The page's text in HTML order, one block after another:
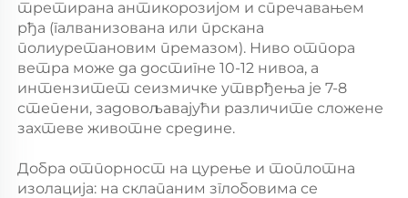
третирана антикорозијом и спречавањем
рђа (галванизована или прскана
полиуретановим премазом). Ниво отпора
ветра може да достигне 10-12 нивоа, а
интензитет сеизмичке утврђења је 7-8
степени, задовољавајући различите сложене
захтеве животне средине.
Добра отпорност на цурење и топлотна
изолација: на склапаним зглобовима се